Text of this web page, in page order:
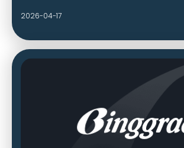
2026-04-17